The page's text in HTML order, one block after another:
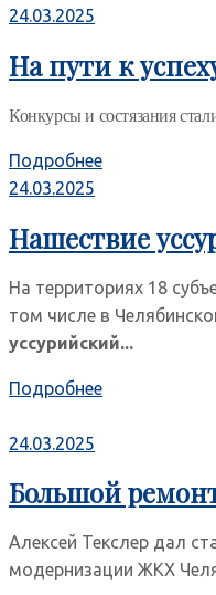
24.03.2025
На пути к
Конкурсы и состязания
Подробнее
24.03.2025
Нашествие
На территориях 18
том числе в
уссурийский...
Подробнее
24.03.2025
Большой
Алексей Текслер дал
модернизации ЖКХ